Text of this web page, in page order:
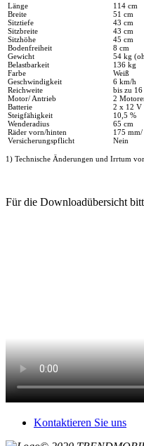
Länge
Breite
Sitztiefe
Sitzbreite
Sitzhöhe
Bodenfreiheit
Gewicht
Belastbarkeit
Farbe
Geschwindigkeit
Reichweite
Motor/ Antrieb
Batterie
Steigfähigkeit
Wenderadius
Räder vorn/hinten
Versicherungspflicht
114 cm
51 cm
43 cm
43 cm
45 cm
8 cm
54 kg
136 kg
Weiß
6 km/h
bis zu 16
2
2 x 12 V
10,5 %
65 cm
175
Nein
1) Technische Änderungen und Irrtum
Für die Downloadübersicht
Kontaktieren Sie uns